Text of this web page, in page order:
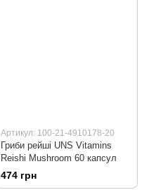
Артикул: 100-21-4910178-20
Гриби рейші UNS Vitamins
Reishi Mushroom 60 капсул
474 грн